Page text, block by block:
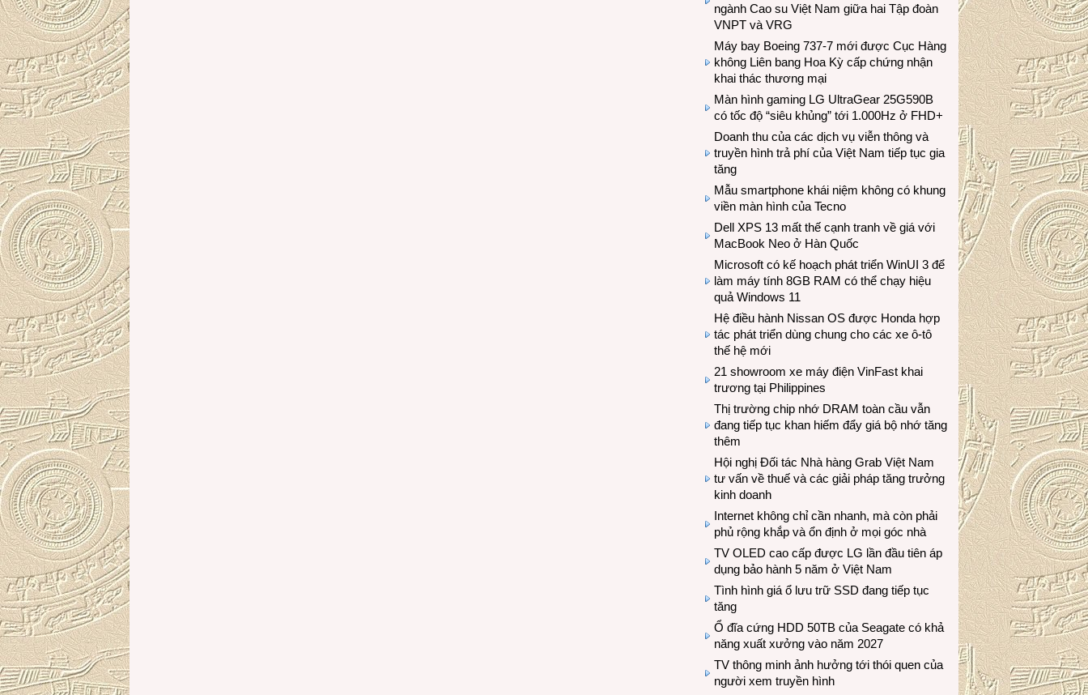
ngành Cao su Việt Nam giữa hai Tập đoàn
VNPT và VRG
Máy bay Boeing 737-7 mới được Cục Hàng
không Liên bang Hoa Kỳ cấp chứng nhận
khai thác thương mại
Màn hình gaming LG UltraGear 25G590B
có tốc độ “siêu khủng” tới 1.000Hz ở FHD+
Doanh thu của các dịch vụ viễn thông và
truyền hình trả phí của Việt Nam tiếp tục gia
tăng
Mẫu smartphone khái niệm không có khung
viền màn hình của Tecno
Dell XPS 13 mất thế cạnh tranh về giá với
MacBook Neo ở Hàn Quốc
Microsoft có kế hoạch phát triển WinUI 3 để
làm máy tính 8GB RAM có thể chạy hiệu
quả Windows 11
Hệ điều hành Nissan OS được Honda hợp
tác phát triển dùng chung cho các xe ô-tô
thế hệ mới
21 showroom xe máy điện VinFast khai
trương tại Philippines
Thị trường chip nhớ DRAM toàn cầu vẫn
đang tiếp tục khan hiếm đẩy giá bộ nhớ tăng
thêm
Hội nghị Đối tác Nhà hàng Grab Việt Nam
tư vấn về thuế và các giải pháp tăng trưởng
kinh doanh
Internet không chỉ cần nhanh, mà còn phải
phủ rộng khắp và ổn định ở mọi góc nhà
TV OLED cao cấp được LG lần đầu tiên áp
dụng bảo hành 5 năm ở Việt Nam
Tình hình giá ổ lưu trữ SSD đang tiếp tục
tăng
Ổ đĩa cứng HDD 50TB của Seagate có khả
năng xuất xưởng vào năm 2027
TV thông minh ảnh hưởng tới thói quen của
người xem truyền hình